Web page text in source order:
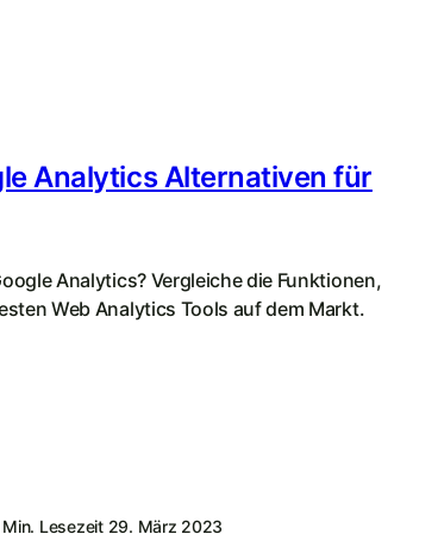
Analytics Alternativen für
Analytics? Vergleiche die Funktionen,
Web Analytics Tools auf dem Markt.
Min. Lesezeit 29. März 2023